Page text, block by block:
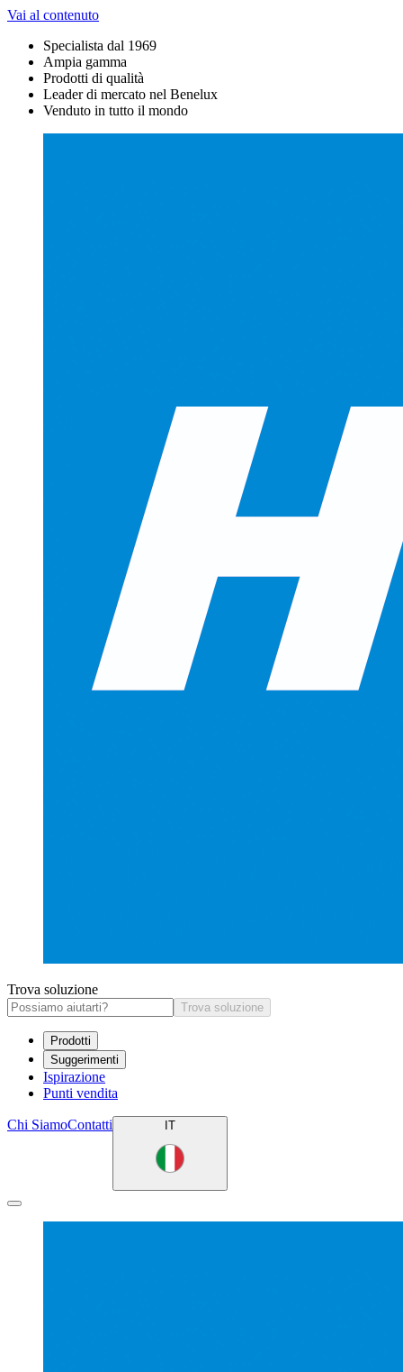
Vai al contenuto
Specialista dal 1969
Ampia gamma
Prodotti di qualità
Leader di mercato nel Benelux
Venduto in tutto il mondo
Trova soluzione
Trova soluzione
Prodotti
Suggerimenti
Ispirazione
Punti vendita
Chi SiamoContatti IT